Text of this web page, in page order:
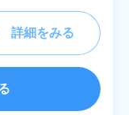
詳細をみる